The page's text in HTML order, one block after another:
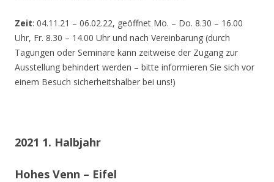
Zeit: 04.11.21 – 06.02.22, geöffnet Mo. – Do. 8.30 – 16.00
Uhr, Fr. 8.30 – 14.00 Uhr und nach Vereinbarung (durch
Tagungen oder Seminare kann zeitweise der Zugang zur
Ausstellung behindert werden – bitte informieren Sie sich vor
einem Besuch sicherheitshalber bei uns!)
2021 1. Halbjahr
Hohes Venn – Eifel